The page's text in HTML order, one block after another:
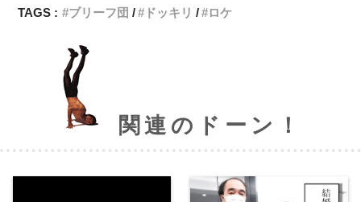
TAGS :
ブリーフ団 ドッキリ ロケ
関連のドーン！